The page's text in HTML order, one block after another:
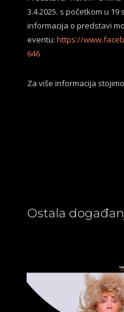
3.4.2025. s početkom u
informacija o predstavi
eventu: https://
646
Za više informacija
Ostala